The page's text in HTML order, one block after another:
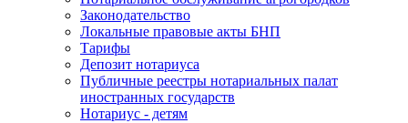
Законодательство
Локальные правовые акты БНП
Тарифы
Депозит нотариуса
Публичные реестры нотариальных палат
иностранных государств
Нотариус - детям